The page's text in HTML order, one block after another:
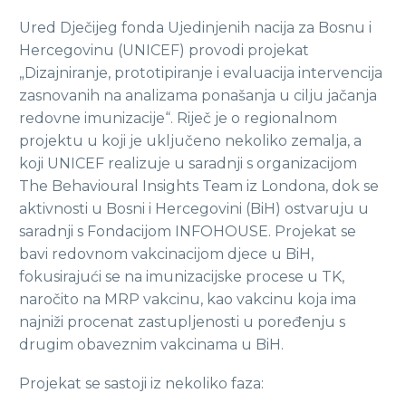
Ured Dječijeg fonda Ujedinjenih nacija za Bosnu i
Hercegovinu (UNICEF) provodi projekat
„Dizajniranje, prototipiranje i evaluacija intervencija
zasnovanih na analizama ponašanja u cilju jačanja
redovne imunizacije“. Riječ je o regionalnom
projektu u koji je uključeno nekoliko zemalja, a
koji UNICEF realizuje u saradnji s organizacijom
The Behavioural Insights Team iz Londona, dok se
aktivnosti u Bosni i Hercegovini (BiH) ostvaruju u
saradnji s Fondacijom INFOHOUSE. Projekat se
bavi redovnom vakcinacijom djece u BiH,
fokusirajući se na imunizacijske procese u TK,
naročito na MRP vakcinu, kao vakcinu koja ima
najniži procenat zastupljenosti u poređenju s
drugim obaveznim vakcinama u BiH.
Projekat se sastoji iz nekoliko faza: